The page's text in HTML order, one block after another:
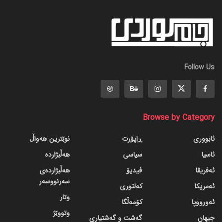
Follow Us
Browse by Category
ئابووری
ئاسیا
ئەفریقا
ئەمریکا
ئەورووپا
جیهان
ڕاپۆرت
سیاسی
ڤیدیۆ
کەلتوری
کۆمەڵگا
گه‌شت و گه‌شتیاری
نوێترین هەواڵ
هەڵبژاردە
هەڵبژاردەی
سەرنووسەر
وتار
وتووێژ